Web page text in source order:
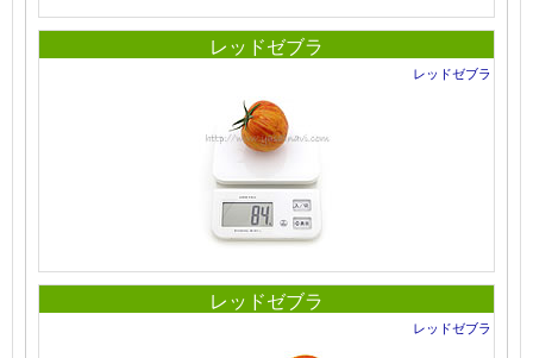
レッドゼブラ
レッドゼブラ
レッドゼブラ
レッドゼブラ